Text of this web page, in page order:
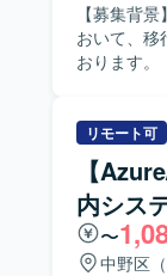
【募集背
おいて、移
おります。 【作業内容】 官公庁向けシステムの基盤更改およびMicrosoft365サービス更改に伴
Azure
だきます。 【求める人物像】 他チームとの調整やチーム内でのコミュニケーションを円滑に行
っていた
ただける方にマッチする
改案件に参
幅広く積
リモート可
【
内シス
〜
中野区